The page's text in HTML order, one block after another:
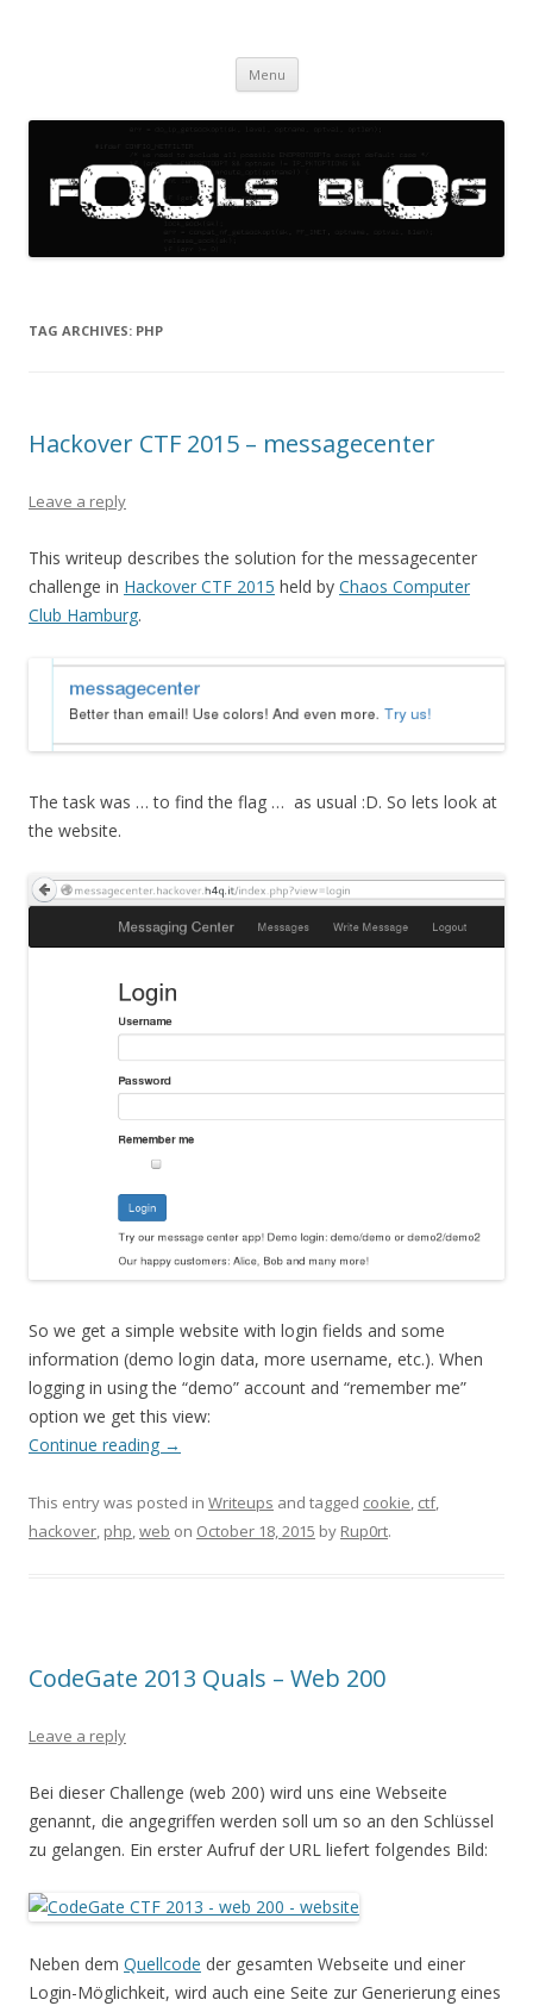
Menu Skip
content
TAG ARCHIVES: PHP
Hackover CTF 2015 – messagecenter
Leave a reply
This writeup describes the solution for the messagecenter
challenge in Hackover CTF 2015 held by Chaos Computer
Club Hamburg.
The task was … to find the flag … as usual :D. So lets look at
the website.
So we get a simple website with login fields and some
information (demo login data, more username, etc.). When
logging in using the “demo” account and “remember me”
option we get this view:
Continue reading →
This entry was posted in Writeups and tagged cookie, ctf,
hackover, php,web on October 18, 2015 by Rup0rt.
CodeGate 2013 Quals – Web 200
Leave a reply
Bei dieser Challenge (web 200) wird uns eine Webseite
genannt, die angegriffen werden soll um so an den Schlüssel
zu gelangen. Ein erster Aufruf der URL liefert folgendes Bild:
Neben dem Quellcode der gesamten Webseite und einer
Login-Möglichkeit, wird auch eine Seite zur Generierung eines